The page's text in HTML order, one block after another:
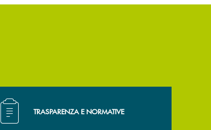
Hai bisogno di alcuni documenti ? Vai alla pagina
TRASPARENZA E NORMATIVE